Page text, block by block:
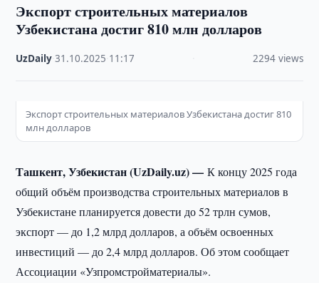
Экспорт строительных материалов
Узбекистана достиг 810 млн долларов
UzDaily ·31.10.2025 11:17 2294 views
Экспорт строительных материалов Узбекистана достиг 810
млн долларов
Ташкент, Узбекистан (UzDaily.uz) —К концу 2025 года
общий объём производства строительных материалов в
Узбекистане планируется довести до 52 трлн сумов,
экспорт — до 1,2 млрд долларов, а объём освоенных
инвестиций — до 2,4 млрд долларов. Об этом сообщает
Ассоциации «Узпромстройматериалы».